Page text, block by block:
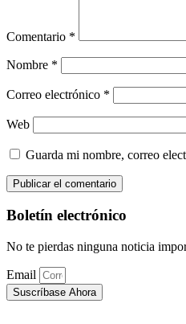
Comentario *
Nombre *
Correo electrónico *
Web
Guarda mi nombre, correo
Boletín electrónico
No te pierdas ninguna noticia
Email
Suscríbase Ahora